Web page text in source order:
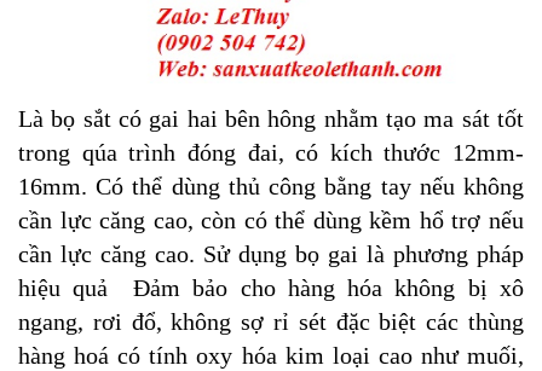
Là bọ sắt có gai hai bên hông nhằm tạo ma sát tốt
trong qúa trình đóng đai, có kích thước 12mm-
16mm. Có thể dùng thủ công bằng tay nếu không
cần lực căng cao, còn có thể dùng kềm hổ trợ nếu
cần lực căng cao. Sử dụng bọ gai là phương pháp
hiệu quả Đảm bảo cho hàng hóa không bị xô
ngang, rơi đổ, không sợ rỉ sét đặc biệt các thùng
hàng hoá có tính oxy hóa kim loại cao như muối,